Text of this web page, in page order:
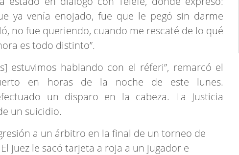
ya venía enojado, fue que le pegó sin darme
no fue queriendo, cuando me rescaté de lo qué
es todo distinto”.
estuvimos hablando con el réferi”, remarcó el
en horas de la noche de este lunes.
un disparo en la cabeza. La Justicia
un suicidio.
a un árbitro en la final de un torneo de
juez le sacó tarjeta a roja a un jugador e